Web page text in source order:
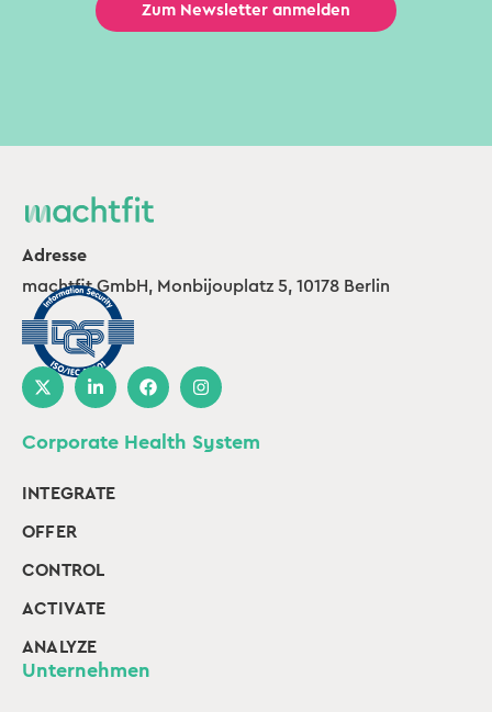
Adresse
machtfit GmbH, Monbijouplatz 5, 10178 Berlin
Corporate Health System
INTEGRATE
OFFER
CONTROL
ACTIVATE
ANALYZE
Unternehmen